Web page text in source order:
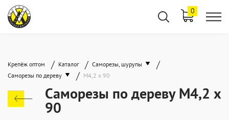
0
Крепёж оптом / Каталог / Саморезы, шурупы /
Саморезы по дереву / М4,2 х 90
Саморезы по дереву М4,2 х
90